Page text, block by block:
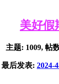
美好假
主题: 1009, 帖
最后发表: 2024-